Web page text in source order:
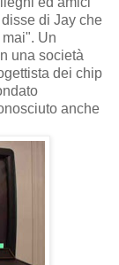
di Jay che
Un
una società
dei chip
anche